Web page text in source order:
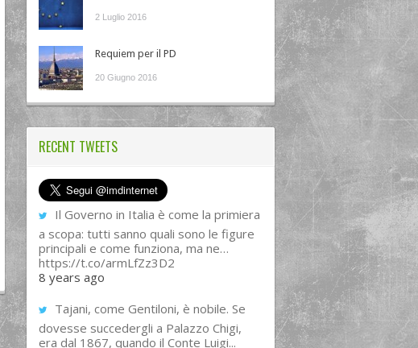
2 Luglio 2016
Requiem per il PD
20 Giugno 2016
RECENT TWEETS
Il Governo in Italia è come la primiera
a scopa: tutti sanno quali sono le figure
principali e come funziona, ma ne…
https://t.co/armLfZz3D2
8 years ago
Tajani, come Gentiloni, è nobile. Se
dovesse succedergli a Palazzo Chigi,
era dal 1867, quando il Conte Luigi...